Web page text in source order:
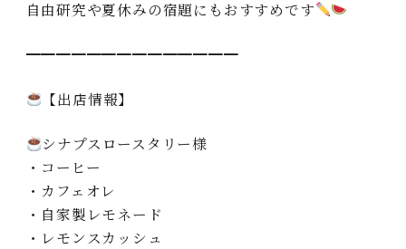
自由研究や夏休みの宿題にもおすすめです
━━━━━━━━━━━━━━
【出店情報】
シナプスロースタリー様
・コーヒー
・カフェオレ
・自家製レモネード
・レモンスカッシュ